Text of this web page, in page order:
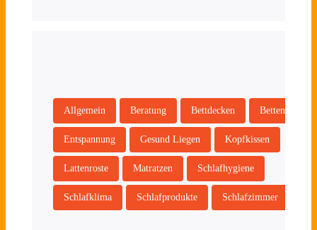
Allgemein Beratung Bettdecken Betten
Entspannung Gesund Liegen Kopfkissen
Lattenroste Matratzen Schlafhygiene
Schlafklima Schlafprodukte Schlafzimmer